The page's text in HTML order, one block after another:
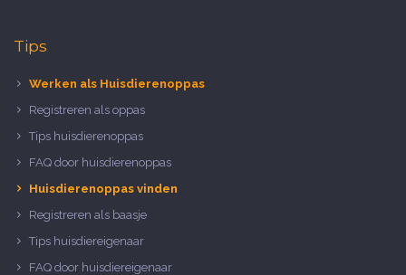
Tips
Werken als Huisdierenoppas
Registreren als oppas
Tips huisdierenoppas
FAQ door huisdierenoppas
Huisdierenoppas vinden
Registreren als baasje
Tips huisdiereigenaar
FAQ door huisdiereigenaar